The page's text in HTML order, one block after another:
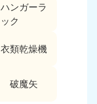
ハンガーラ
ック
衣類乾燥機
破魔矢